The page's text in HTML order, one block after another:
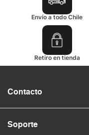
Envío a todo Chile
Retiro en tienda
Contacto
Soporte